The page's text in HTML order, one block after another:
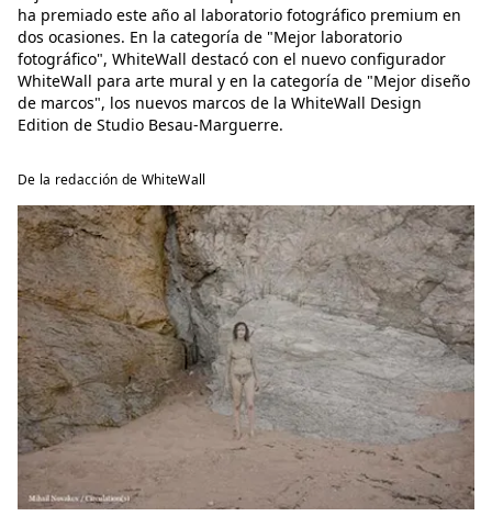
ha premiado este año al laboratorio fotográfico premium en
dos ocasiones. En la categoría de "Mejor laboratorio
fotográfico", WhiteWall destacó con el nuevo configurador
WhiteWall para arte mural y en la categoría de "Mejor diseño
de marcos", los nuevos marcos de la WhiteWall Design
Edition de Studio Besau-Marguerre.
De la redacción de WhiteWall